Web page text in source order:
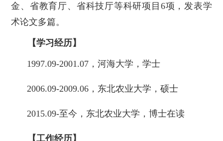
金、省教育厅、省科技厅等科研项目6项，发表学
术论文多篇。
【学习经历】
1997.09-2001.07，河海大学，学士
2006.09-2009.06，东北农业大学，硕士
2015.09-至今，东北农业大学，博士在读
【工作经历】